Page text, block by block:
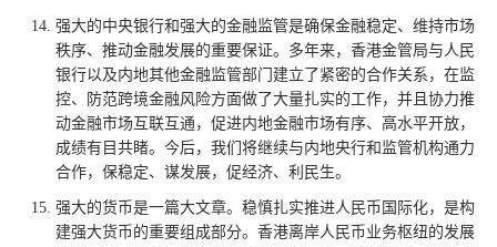
强大的中央银行和强大的金融监管是确保金融稳定、维持市场
秩序、推动金融发展的重要保证。多年来，香港金管局与人民
银行以及内地其他金融监管部门建立了紧密的合作关系，在监
控、防范跨境金融风险方面做了大量扎实的工作，并且协力推
动金融市场互联互通，促进内地金融市场有序、高水平开放，
成绩有目共睹。今后，我们将继续与内地央行和监管机构通力
合作，保稳定、谋发展，促经济、利民生。
强大的货币是一篇大文章。稳慎扎实推进人民币国际化，是构
建强大货币的重要组成部分。香港离岸人民币业务枢纽的发展